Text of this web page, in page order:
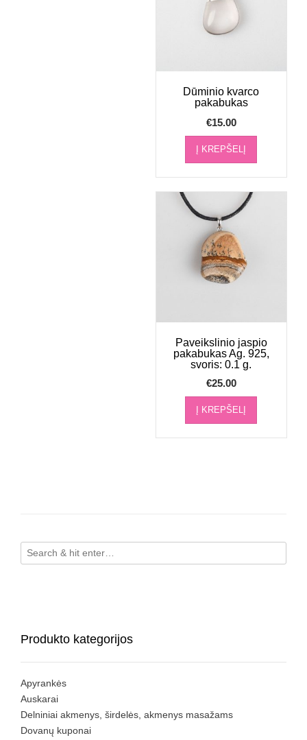
Dūminio kvarco
pakabukas
€15.00
Į KREPŠELĮ
Paveikslinio jaspio
pakabukas Ag. 925,
svoris: 0.1 g.
€25.00
Į KREPŠELĮ
Produkto kategorijos
Apyrankės
Auskarai
Delniniai akmenys, širdelės, akmenys masažams
Dovanų kuponai